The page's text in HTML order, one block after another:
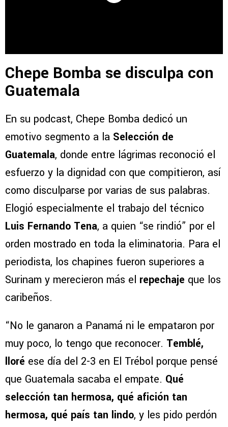
Chepe Bomba se disculpa con
Guatemala
En su podcast, Chepe Bomba dedicó un
emotivo segmento a la Selección de
Guatemala, donde entre lágrimas reconoció el
esfuerzo y la dignidad con que compitieron, así
como disculparse por varias de sus palabras.
Elogió especialmente el trabajo del técnico
Luis Fernando Tena, a quien “se rindió” por el
orden mostrado en toda la eliminatoria. Para el
periodista, los chapines fueron superiores a
Surinam y merecieron más el repechaje que los
caribeños.
“No le ganaron a Panamá ni le empataron por
muy poco, lo tengo que reconocer. Temblé,
lloré ese día del 2-3 en El Trébol porque pensé
que Guatemala sacaba el empate. Qué
selección tan hermosa, qué afición tan
hermosa, qué país tan lindo, y les pido perdón